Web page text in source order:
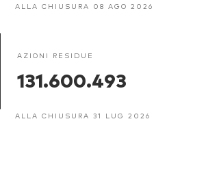
ALLA CHIUSURA 08 AGO 2026
AZIONI RESIDUE
131.600.493
ALLA CHIUSURA 31 LUG 2026